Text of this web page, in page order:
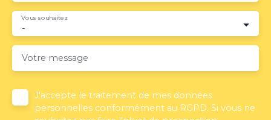
-
Vous souhaitez
Votre message
J'accepte le traitement de mes données
personnelles conformément au RGPD. Si vous ne